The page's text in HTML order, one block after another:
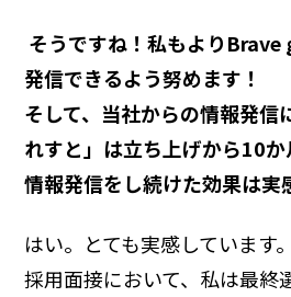
―― そうですね！私もより
発信できるよう努めます！
そして、当社からの情報発信
れすと」は立ち上げから10か
情報発信をし続けた効果は実
はい。とても実感しています。
採用面接において、私は最終